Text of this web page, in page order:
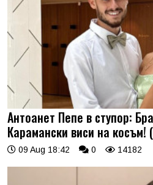
Антоанет Пепе в ступор:
Карамански виси на
09 Aug 18:42 0 14182